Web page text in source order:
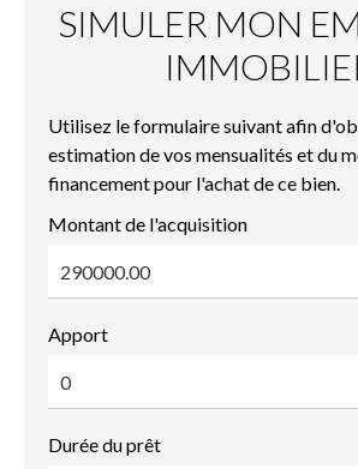
SIMULER MON
Utilisez le formulaire suivant afin
estimation de vos mensualités et du
financement pour l'achat de ce bien.
Montant de l'acquisition
Apport
Durée du prêt